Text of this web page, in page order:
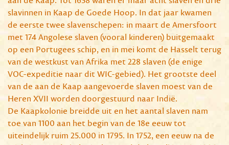
slavinnen in Kaap de Goede Hoop. In dat jaar kwamen
de eerste twee slavenschepen: in maart de Amersfoort
met 174 Angolese slaven (vooral kinderen) buitgemaakt
op een Portugees schip, en in mei komt de Hasselt terug
van de westkust van Afrika met 228 slaven (de enige
VOC-expeditie naar dit WIC-gebied). Het grootste deel
van de aan de Kaap aangevoerde slaven moest van de
Heren XVII worden doorgestuurd naar Indië.
De Kaapkolonie breidde uit en het aantal slaven nam
toe van 1100 aan het begin van de 18e eeuw tot
uiteindelijk ruim 25.000 in 1795. In 1752, een eeuw na de